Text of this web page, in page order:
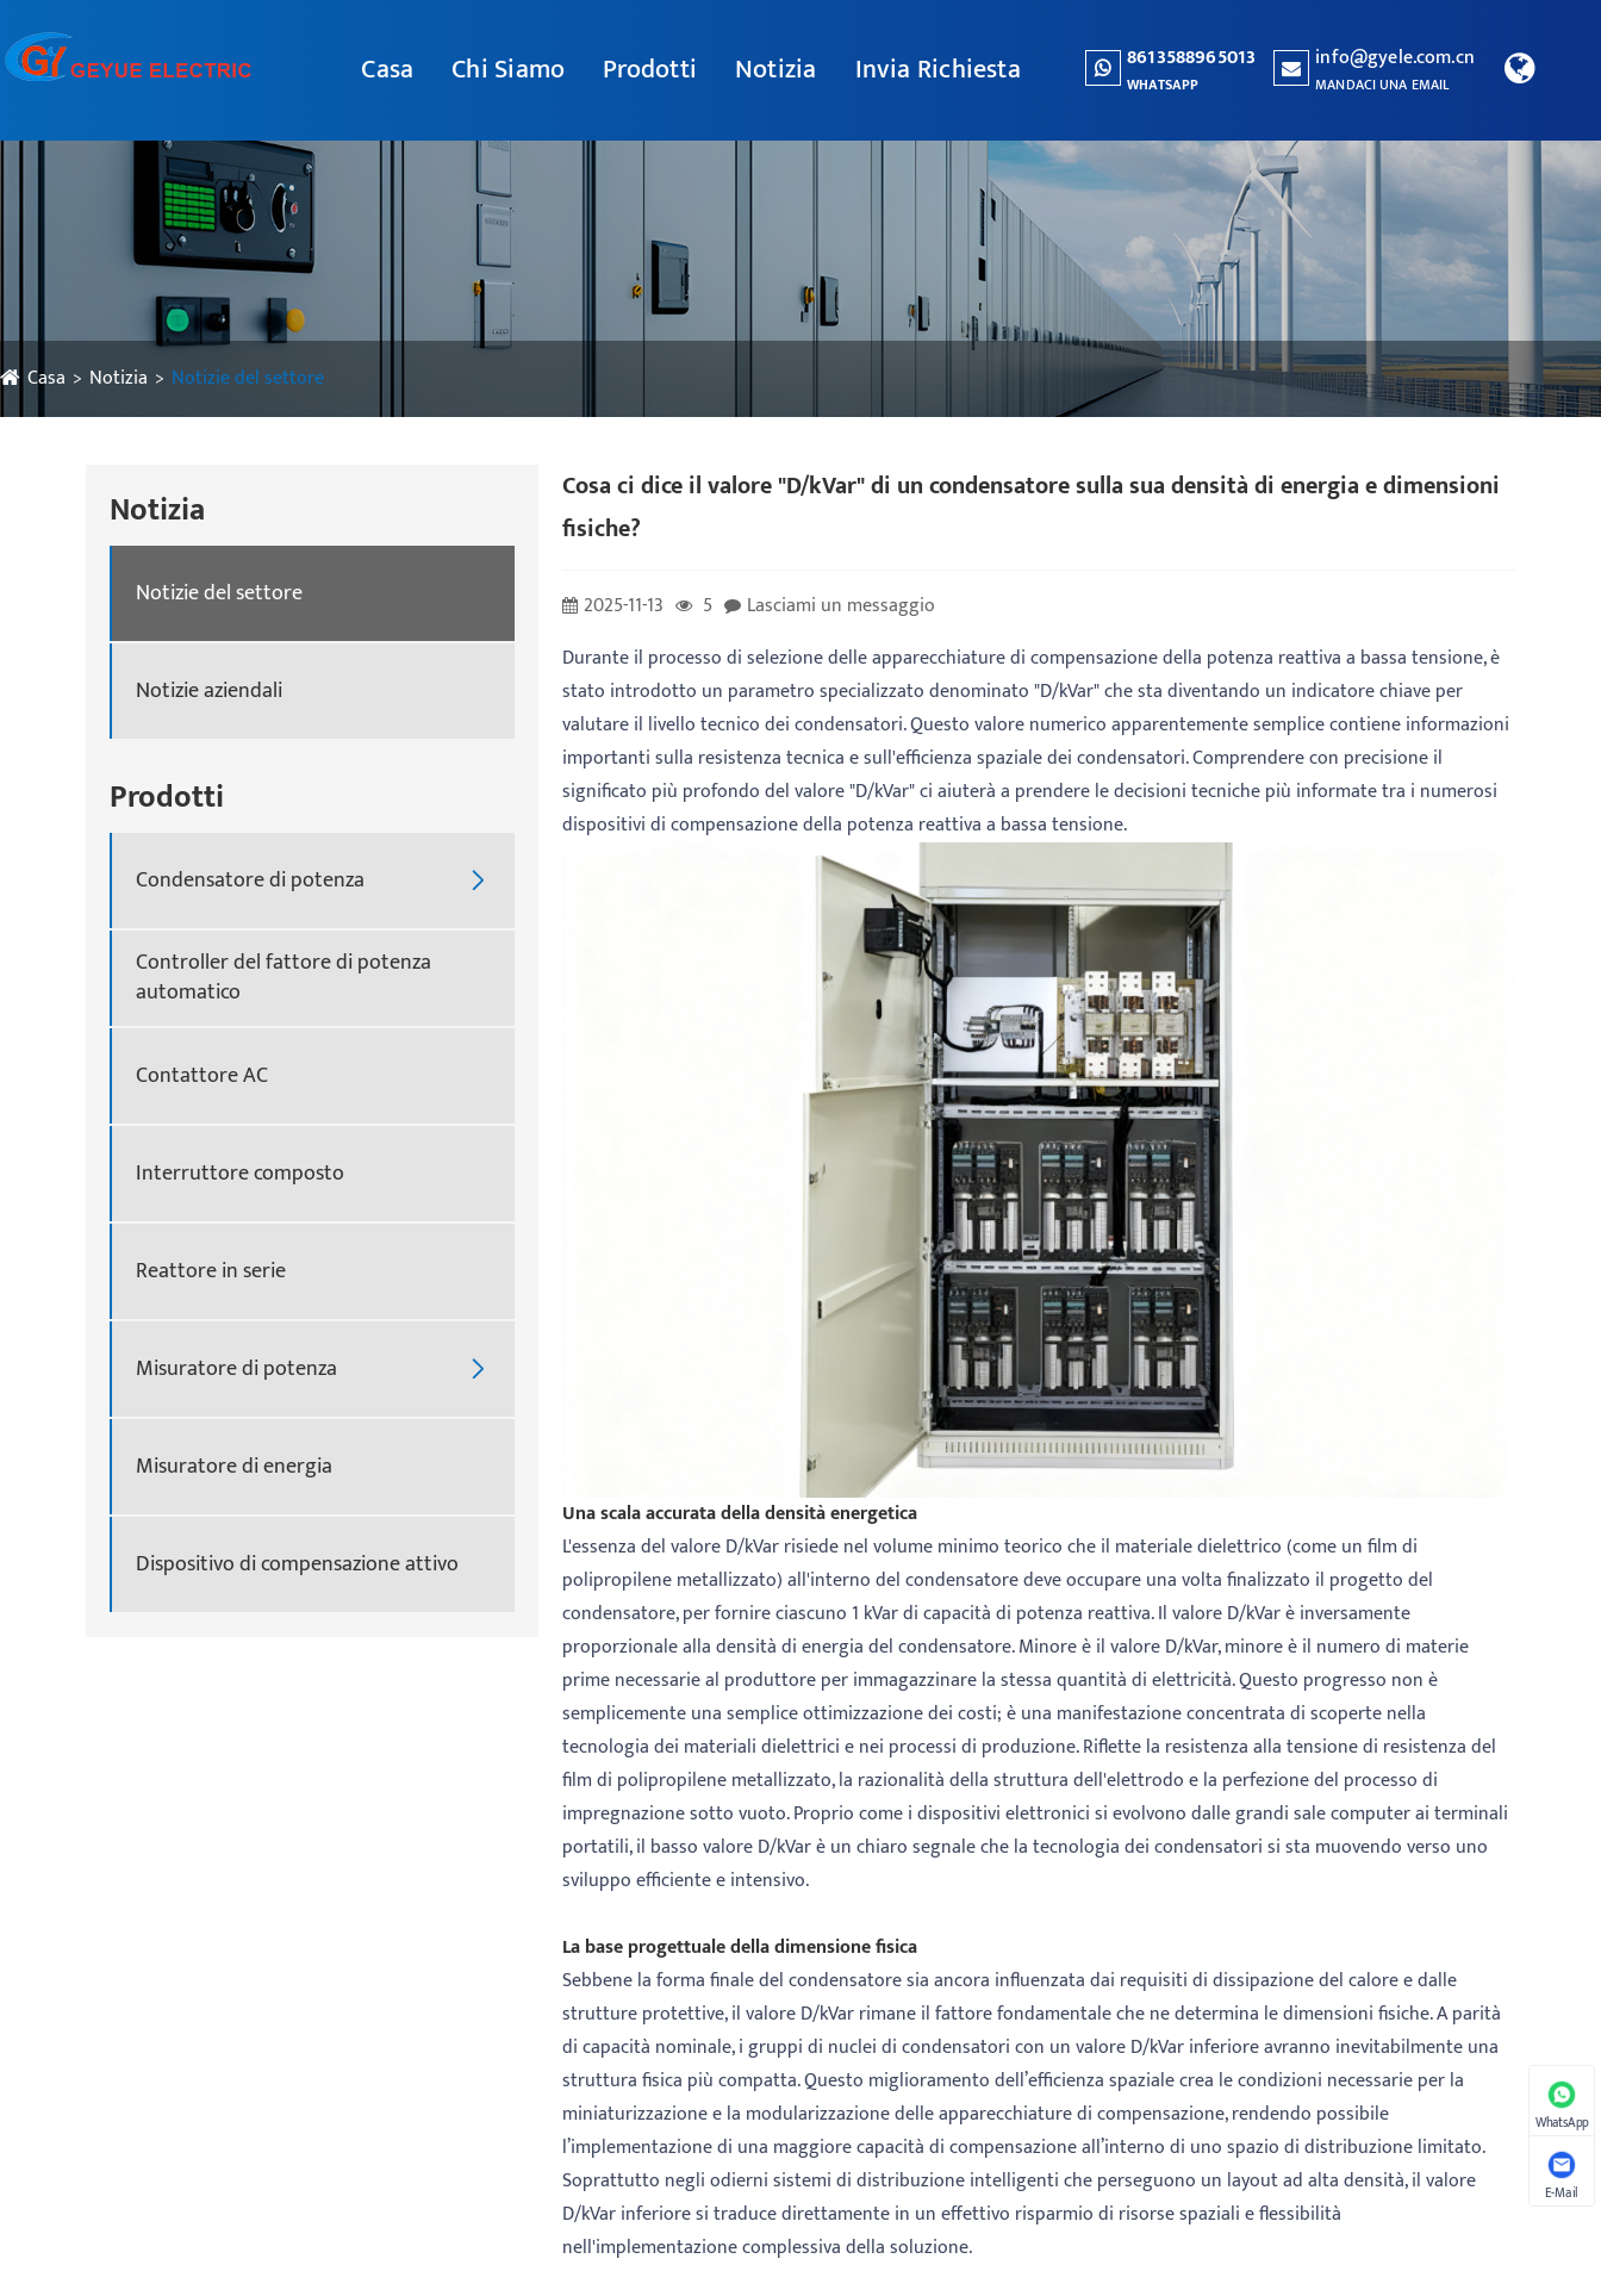
Casa Chi Siamo Prodotti Notizia Invia Richiesta 8613588965013
WHATSAPP
info@gyele.com.cn
MANDACI UNA EMAIL
Casa Notizia Notizie del settore
Notizia
Notizie del settore
Notizie aziendali
Prodotti
Condensatore di potenza 
Controller del fattore di potenza
automatico
Contattore AC
Interruttore composto
Reattore in serie
Misuratore di potenza 
Misuratore di energia
Dispositivo di compensazione attivo
Cosa ci dice il valore "D/kVar" di un condensatore sulla sua densità di energia e dimensioni
fisiche?
2025-11-13 5
Lasciami un messaggio
Durante il processo di selezione delle apparecchiature di compensazione della potenza reattiva a bassa tensione, è
stato introdotto un parametro specializzato denominato "D/kVar" che sta diventando un indicatore chiave per
valutare il livello tecnico dei condensatori. Questo valore numerico apparentemente semplice contiene informazioni
importanti sulla resistenza tecnica e sull'efficienza spaziale dei condensatori. Comprendere con precisione il
significato più profondo del valore "D/kVar" ci aiuterà a prendere le decisioni tecniche più informate tra i numerosi
dispositivi di compensazione della potenza reattiva a bassa tensione.
Una scala accurata della densità energetica
L'essenza del valore D/kVar risiede nel volume minimo teorico che il materiale dielettrico (come un film di
polipropilene metallizzato) all'interno del condensatore deve occupare una volta finalizzato il progetto del
condensatore, per fornire ciascuno 1 kVar di capacità di potenza reattiva. Il valore D/kVar è inversamente
proporzionale alla densità di energia del condensatore. Minore è il valore D/kVar, minore è il numero di materie
prime necessarie al produttore per immagazzinare la stessa quantità di elettricità. Questo progresso non è
semplicemente una semplice ottimizzazione dei costi; è una manifestazione concentrata di scoperte nella
tecnologia dei materiali dielettrici e nei processi di produzione. Riflette la resistenza alla tensione di resistenza del
film di polipropilene metallizzato, la razionalità della struttura dell'elettrodo e la perfezione del processo di
impregnazione sotto vuoto. Proprio come i dispositivi elettronici si evolvono dalle grandi sale computer ai terminali
portatili, il basso valore D/kVar è un chiaro segnale che la tecnologia dei condensatori si sta muovendo verso uno
sviluppo efficiente e intensivo.
La base progettuale della dimensione fisica
Sebbene la forma finale del condensatore sia ancora influenzata dai requisiti di dissipazione del calore e dalle
strutture protettive, il valore D/kVar rimane il fattore fondamentale che ne determina le dimensioni fisiche. A parità
di capacità nominale, i gruppi di nuclei di condensatori con un valore D/kVar inferiore avranno inevitabilmente una
struttura fisica più compatta. Questo miglioramento dell’efficienza spaziale crea le condizioni necessarie per la
miniaturizzazione e la modularizzazione delle apparecchiature di compensazione, rendendo possibile
l’implementazione di una maggiore capacità di compensazione all’interno di uno spazio di distribuzione limitato.
Soprattutto negli odierni sistemi di distribuzione intelligenti che perseguono un layout ad alta densità, il valore
D/kVar inferiore si traduce direttamente in un effettivo risparmio di risorse spaziali e flessibilità
nell'implementazione complessiva della soluzione.
WhatsApp
E-Mail